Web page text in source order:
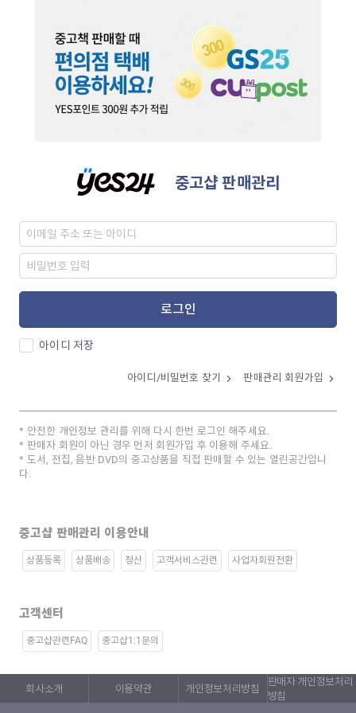
중고샵 판매관리
로그인
아이디 저장
아이디/비밀번호 찾기 판매관리 회원가입
안전한 개인정보 관리를 위해 다시 한번 로그인 해주세요.
판매자 회원이 아닌 경우 먼저 회원가입 후 이용해 주세요.
도서, 전집, 음반 DVD의 중고상품을 직접 판매할 수 있는 열린공간입니
다.
중고샵 판매관리 이용안내
상품등록 상품배송 정산 고객서비스관련 사업자회원전환
고객센터
중고샵관련FAQ 중고샵1:1문의
회사소개 이용약관 개인정보처리방침
판매자 개인정보처리
방침